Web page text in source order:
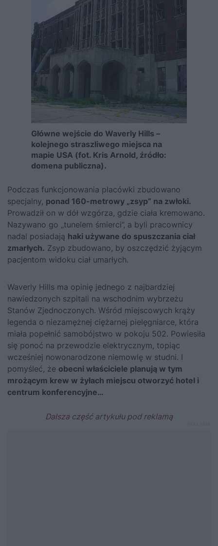
Główne wejście do Waverly Hills –
kolejnego straszliwego miejsca na
mapie USA (fot. Kris Arnold, źródło:
domena publiczna).
Podczas funkcjonowania placówki zbudowano
specjalny, ponad 160-metrowy „zsyp” na zwłoki.
Prowadził on w dół wzgórza, gdzie ciała kremowano.
Nazywano go „tunelem śmierci”, a byli pracownicy
nadal posiadają haki używane do spuszczania ciał
zmarłych. Zsyp zbudowano, by oszczędzić żyjącym
pacjentom widoku ciał umarłych.
Waverly Hills ma opinię jednego z najbardziej
nawiedzonych szpitali na wschodnim wybrzeżu
Stanów Zjednoczonych. Wśród miejscowych krąży
legenda o niezamężnej ciężarnej pielęgniarce, która
miała popełnić samobójstwo w pokoju 502. Powiesiła
się ponoć na przewodzie elektrycznym, topiąc
wcześniej nowonarodzone niemowlę w studni. I
pomyśleć, że obecni właściciele planują w tym
mrożącym krew w żyłach miejscu otworzyć hotel i
centrum konferencyjne…